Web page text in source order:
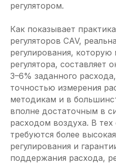
регулятором.
Как показывает
регуляторов CAV,
регулирования,
регулятора, составляет
3–6% заданного
точностью измерения
методикам и в
вполне достаточным в
расходом воздуха. В тех
требуются более
регулирования и
поддержания расхода,